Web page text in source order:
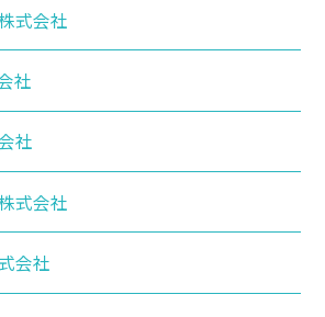
式会社
社
社
式会社
会社